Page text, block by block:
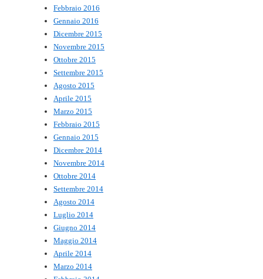
Febbraio 2016
Gennaio 2016
Dicembre 2015
Novembre 2015
Ottobre 2015
Settembre 2015
Agosto 2015
Aprile 2015
Marzo 2015
Febbraio 2015
Gennaio 2015
Dicembre 2014
Novembre 2014
Ottobre 2014
Settembre 2014
Agosto 2014
Luglio 2014
Giugno 2014
Maggio 2014
Aprile 2014
Marzo 2014